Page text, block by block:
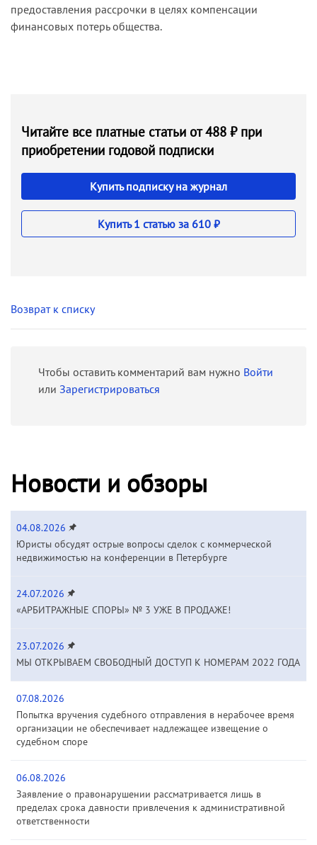
предоставления рассрочки в целях компенсации
финансовых потерь общества.
Читайте все платные статьи от 488 ₽ при
приобретении годовой подписки
Купить подписку на журнал
Купить 1 статью за 610 ₽
Возврат к списку
Чтобы оставить комментарий вам нужно Войти
или Зарегистрироваться
Новости и обзоры
04.08.2026
Юристы обсудят острые вопросы сделок с коммерческой
недвижимостью на конференции в Петербурге
24.07.2026
«АРБИТРАЖНЫЕ СПОРЫ» № 3 УЖЕ В ПРОДАЖЕ!
23.07.2026
МЫ ОТКРЫВАЕМ СВОБОДНЫЙ ДОСТУП К НОМЕРАМ 2022 ГОДА
07.08.2026
Попытка вручения судебного отправления в нерабочее время
организации не обеспечивает надлежащее извещение о
судебном споре
06.08.2026
Заявление о правонарушении рассматривается лишь в
пределах срока давности привлечения к административной
ответственности